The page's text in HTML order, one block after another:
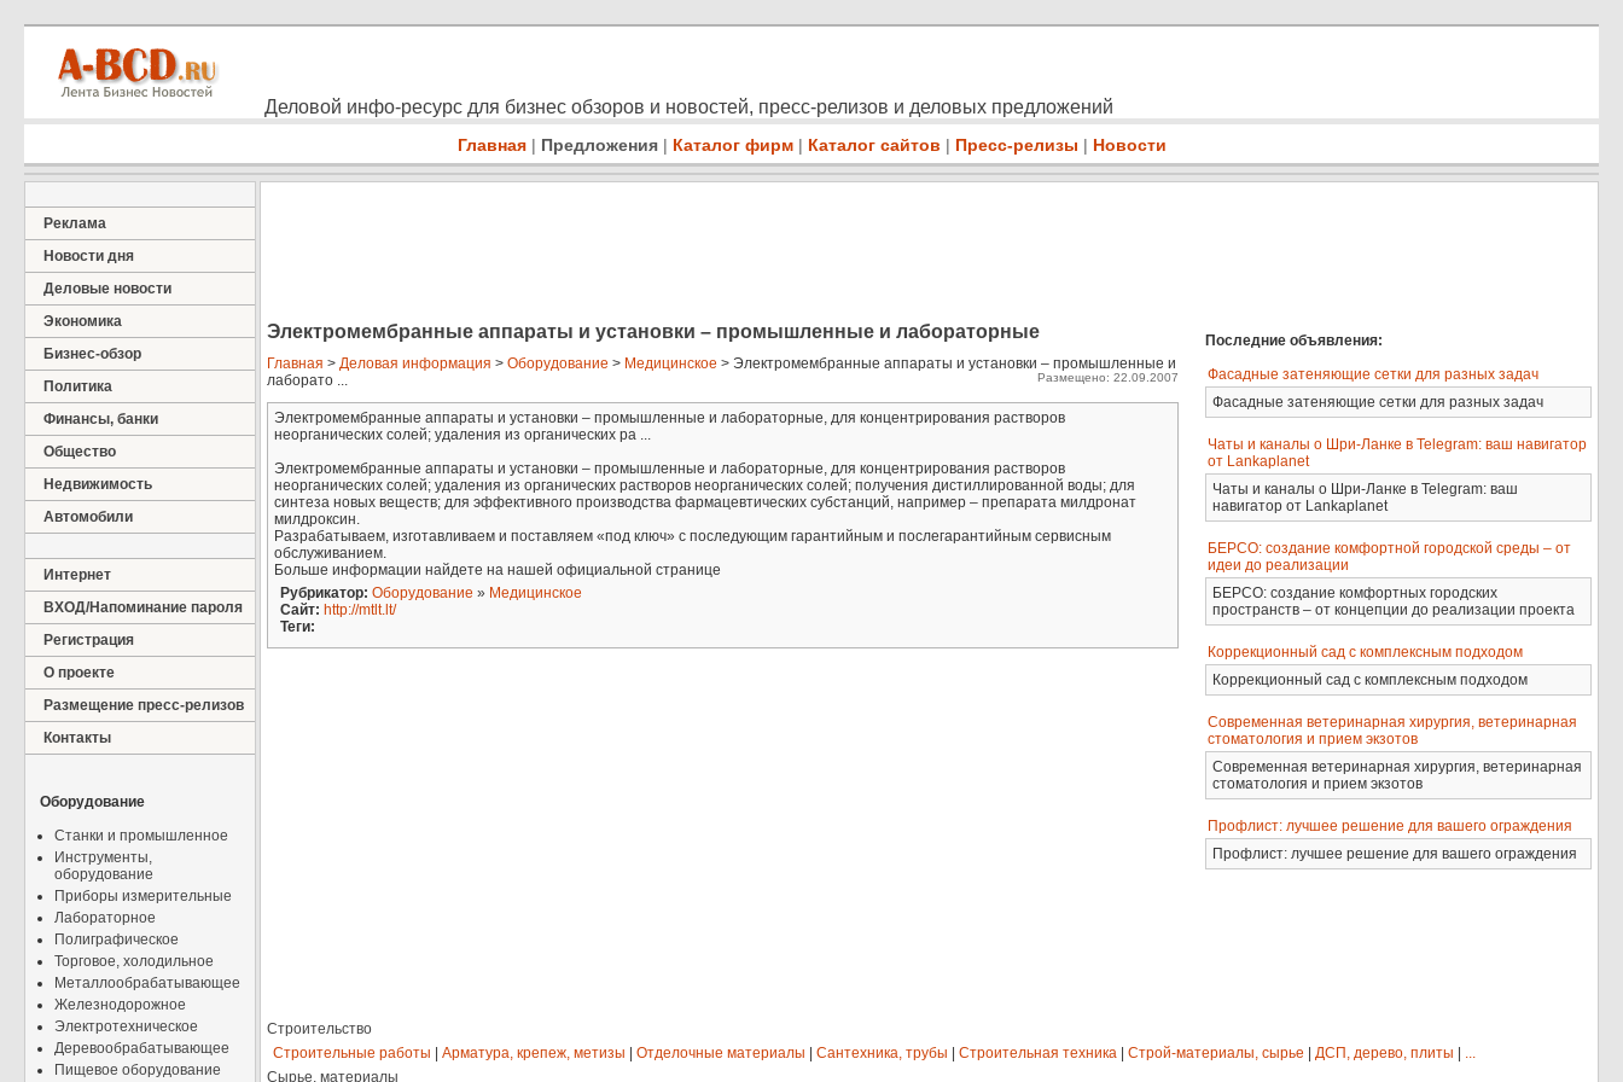
Деловой инфо-ресурс для бизнес обзоров и новостей, пресс-релизов и деловых предложений
Главная | Предложения | Каталог фирм | Каталог сайтов | Пресс-релизы | Новости
Реклама
Новости дня
Деловые новости
Экономика
Бизнес-обзор
Политика
Финансы, банки
Общество
Недвижимость
Автомобили
Интернет
ВХОД/Напоминание пароля
Регистрация
О проекте
Размещение пресс-релизов
Контакты
Оборудование
Станки и промышленное
Инструменты,
оборудование
Приборы измерительные
Лабораторное
Полиграфическое
Торговое, холодильное
Металлообрабатывающее
Железнодорожное
Электротехническое
Деревообрабатывающее
Пищевое оборудование
Электромембранные аппараты и установки – промышленные и лабораторные
Главная > Деловая информация > Оборудование > Медицинское > Электромембранные аппараты и установки – промышленные и
лаборато ...
Размещено: 22.09.2007
Электромембранные аппараты и установки – промышленные и лабораторные, для концентрирования растворов
неорганических солей; удаления из органических ра ...
Электромембранные аппараты и установки – промышленные и лабораторные, для концентрирования растворов
неорганических солей; удаления из органических растворов неорганических солей; получения дистиллированной воды; для
синтеза новых веществ; для эффективного производства фармацевтических субстанций, например – препарата милдронат
милдроксин.
Разрабатываем, изготавливаем и поставляем «под ключ» с последующим гарантийным и послегарантийным сервисным
обслуживанием.
Больше информации найдете на нашей официальной странице
Рубрикатор: Оборудование » Медицинское
Сайт: http://mtlt.lt/
Теги:
Последние объявления:
Фасадные затеняющие сетки для разных задач
Фасадные затеняющие сетки для разных задач
Чаты и каналы о Шри-Ланке в Telegram: ваш навигатор
от Lankaplanet
Чаты и каналы о Шри-Ланке в Telegram: ваш
навигатор от Lankaplanet
БЕРСО: создание комфортной городской среды – от
идеи до реализации
БЕРСО: создание комфортных городских
пространств – от концепции до реализации проекта
Коррекционный сад с комплексным подходом
Коррекционный сад с комплексным подходом
Современная ветеринарная хирургия, ветеринарная
стоматология и прием экзотов
Современная ветеринарная хирургия, ветеринарная
стоматология и прием экзотов
Профлист: лучшее решение для вашего ограждения
Профлист: лучшее решение для вашего ограждения
Строительство
Строительные работы
Арматура, крепеж, метизы Отделочные материалы Сантехника, трубы Строительная техника Строй-материалы, сырье ДСП, дерево, плиты
...
Сырье, материалы